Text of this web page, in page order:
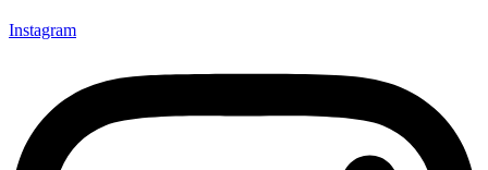
Instagram